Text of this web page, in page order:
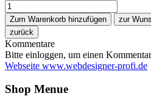
Kommentare
Bitte einloggen, um einen
Webseite www.webdesigner-profi.de
Shop Menue